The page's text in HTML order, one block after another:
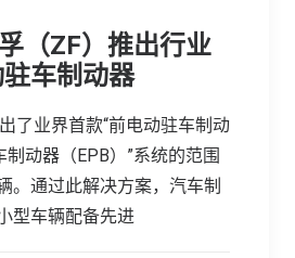
（ZF）推出行业
车制动器
了业界首款“前电动驻车制动
制动器（EPB）”系统的范围
。通过此解决方案，汽车制
型车辆配备先进